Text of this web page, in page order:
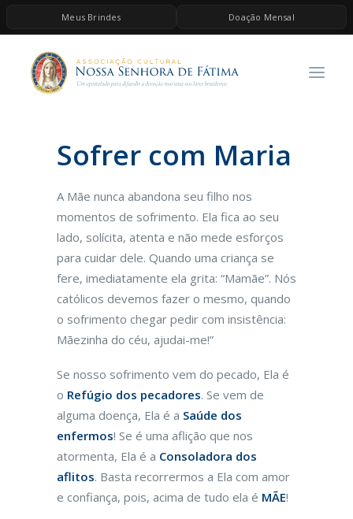
Meus Brindes Doação Mensal
HOME
A ASSOCIAÇÃO
ESPIRITUALIDADE
BRINDES
QUERO DOAR
Sofrer com Maria
A Mãe nunca abandona seu filho nos
momentos de sofrimento. Ela fica ao seu
lado, solícita, atenta e não mede esforços
para cuidar dele. Quando uma criança se
fere, imediatamente ela grita: “Mamãe”. Nós
católicos devemos fazer o mesmo, quando
o sofrimento chegar pedir com insistência:
Mãezinha do céu, ajudai-me!”
Se nosso sofrimento vem do pecado, Ela é
o Refúgio dos pecadores. Se vem de
alguma doença, Ela é a Saúde dos
enfermos! Se é uma aflição que nos
atormenta, Ela é a Consoladora dos
aflitos. Basta recorrermos a Ela com amor
e confiança, pois, acima de tudo ela é MÃE!